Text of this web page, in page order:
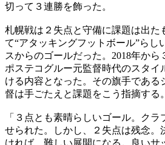
切って３連勝を飾った。
札幌戦は２失点と守備に課題は出た
て“アタッキングフットボール”らし
スからのゴールだった。2018年から
ポステコグルー元監督時代のスタイ
ける内容となった。その旗手である
督は手ごたえと課題をこう指摘する。
「３点とも素晴らしいゴール。ク
せられた。しかし、２失点は残念。
ければ、難しい展開になる。良いサ